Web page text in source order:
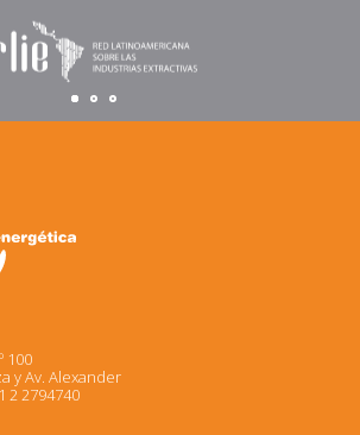
100
y Av. Alexander
2 2794740